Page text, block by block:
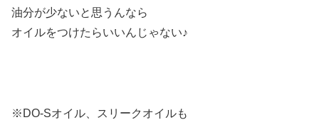
油分が少ないと思うんなら
オイルをつけたらいいんじゃない♪
※DO-Sオイル、スリークオイルも